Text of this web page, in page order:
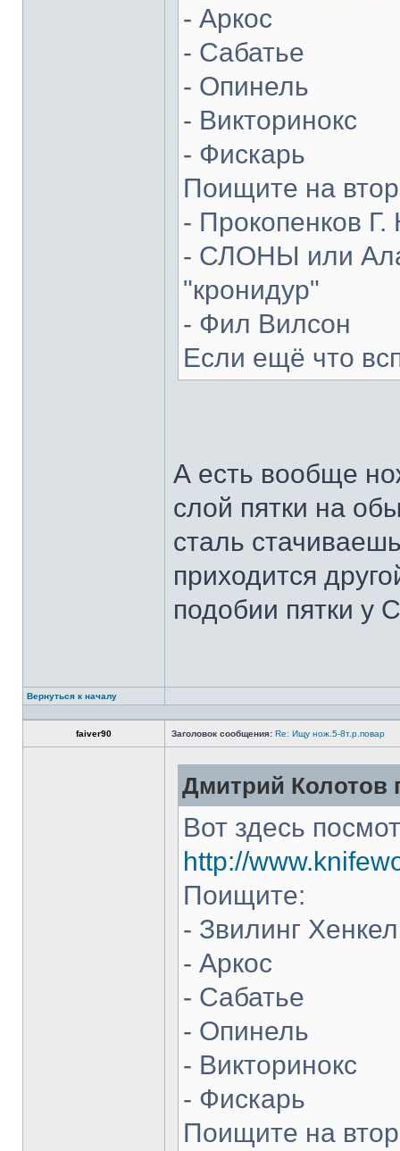
- Аркос
- Сабатье
- Опинель
- Викторинокс
- Фискарь
Поищите на
- Прокопенков Г.
- СЛОНЫ или
"кронидур"
- Фил Вилсон
Если ещё что
А есть вообще
слой пятки на
сталь
приходится
подобии пятки у
Вернуться к началу
faiver90 Заголовок сообщения: Re: Ищу нож.5-8т.р.повар
Дмитрий Колотов
Вот здесь
http://
Поищите:
- Звилинг
- Аркос
- Сабатье
- Опинель
- Викторинокс
- Фискарь
Поищите на